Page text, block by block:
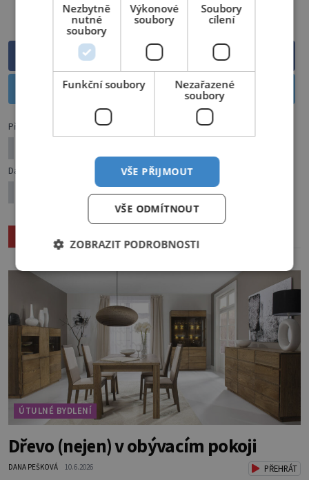
PŘEHRÁT ČLÁNEK
Sdílet na Facebooku
Sdílet na Twitteru
Předchozí článek
Další článek
Probuďte jiřinky
ÚTULNÉ BYDLENÍ
Dřevo (nejen) v obývacím pokoji
DANA PEŠKOVÁ 10.6.2026 PŘEHRÁT
Nezbytně
nutné
soubory
Výkonové
soubory
Soubory
cílení
Funkční soubory
Nezařazené
soubory
VŠE PŘIJMOUT
VŠE ODMÍTNOUT
ZOBRAZIT PODROBNOSTI